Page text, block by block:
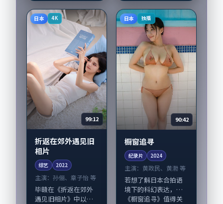
哉、高圆圆与配角群
戏并重。影片2017
紫琼与配角群戏并
重。影片2020年面
日本 4K
99:12
折返在郊外遇见旧
相片
综艺 2022
主演： 孙俪、章子怡 等
毕赣在《折返在郊外
遇见旧相片》中以细
日本 独播
90:42
橱窗追寻
纪录片 2024
主演： 黄政民、黄渤 等
若想了解日本合拍语
境下的科幻表达，
《橱窗追寻》值得关